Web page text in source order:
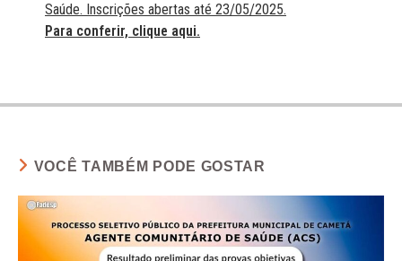
Saúde. Inscrições abertas até 23/05/2025.
Para conferir, clique aqui.
VOCÊ TAMBÉM PODE GOSTAR